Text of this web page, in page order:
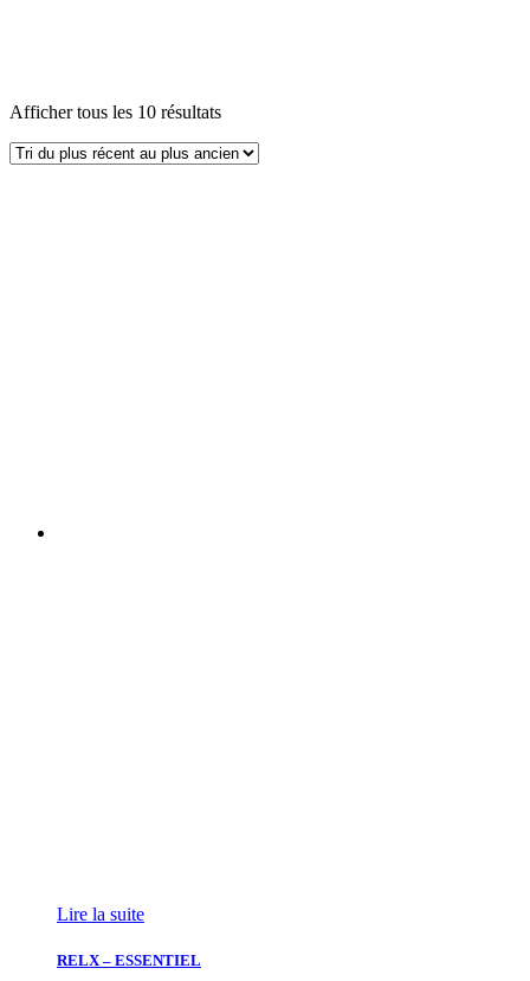
Afficher tous les 10 résultats
Lire la suite
RELX – ESSENTIEL